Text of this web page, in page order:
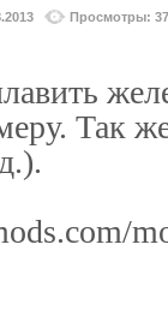
Просмотры:
Так